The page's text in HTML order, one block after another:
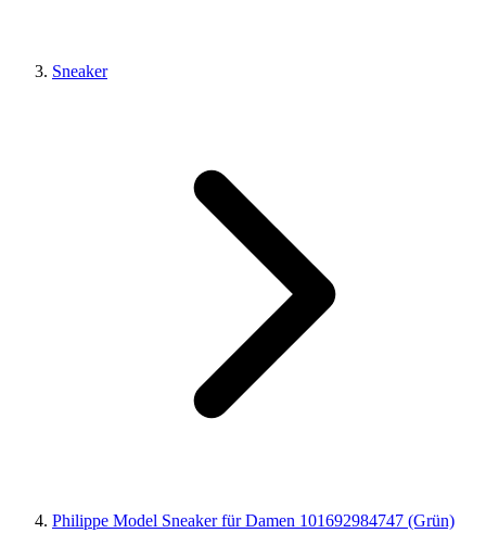
Sneaker
Philippe Model Sneaker für Damen 101692984747 (Grün)